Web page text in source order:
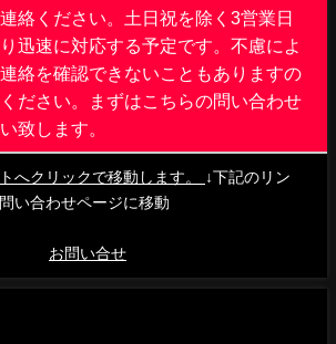
絡ください。土日祝を除く3営業日
迅速に対応する予定です。不慮によ
絡を確認できないこともありますの
ださい。まずはこちらの問い合わせ
致します。
へクリックで移動します。
↓下記のリン
い合わせページに移動
お問い合せ